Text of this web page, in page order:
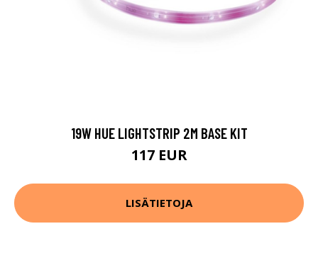
19W HUE LIGHTSTRIP 2M BASE KIT
117 EUR
LISÄTIETOJA